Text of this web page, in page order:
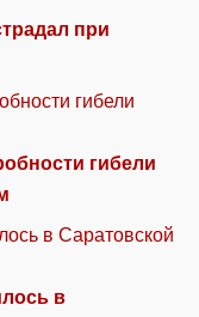
при
гибели
в